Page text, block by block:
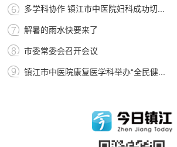
多学科协作 镇江市中医院妇科成功切...
解暑的雨水快要来了
市委常委会召开会议
镇江市中医院康复医学科举办“全民健...